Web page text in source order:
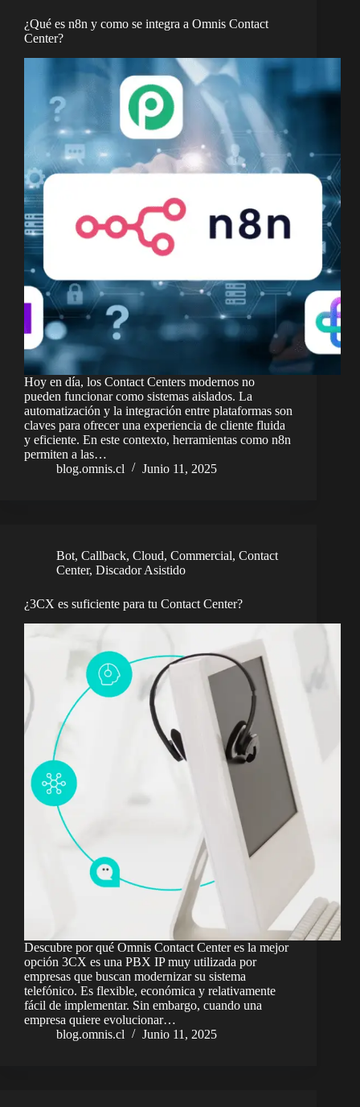
¿Qué es n8n y como se integra a Omnis Contact
Center?
Hoy en día, los Contact Centers modernos no
pueden funcionar como sistemas aislados. La
automatización y la integración entre plataformas son
claves para ofrecer una experiencia de cliente fluida
y eficiente. En este contexto, herramientas como n8n
permiten a las…
blog.omnis.cl
Junio 11, 2025
Bot, Callback, Cloud, Commercial, Contact
Center, Discador Asistido
¿3CX es suficiente para tu Contact Center?
Descubre por qué Omnis Contact Center es la mejor
opción 3CX es una PBX IP muy utilizada por
empresas que buscan modernizar su sistema
telefónico. Es flexible, económica y relativamente
fácil de implementar. Sin embargo, cuando una
empresa quiere evolucionar…
blog.omnis.cl
Junio 11, 2025